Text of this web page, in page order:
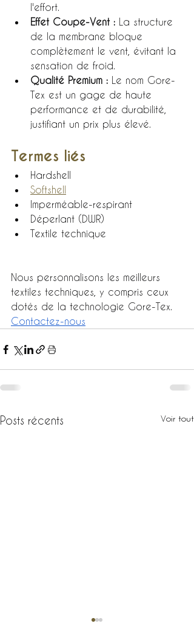
l'effort.
Effet Coupe-Vent : La structure
de la membrane bloque
complètement le vent, évitant la
sensation de froid.
Qualité Premium : Le nom Gore-
Tex est un gage de haute
performance et de durabilité,
justifiant un prix plus élevé.
Termes liés
Hardshell
Softshell
Imperméable-respirant
Déperlant (DWR)
Textile technique
Nous personnalisons les meilleurs
textiles techniques, y compris ceux
dotés de la technologie Gore-Tex.
Contactez-nous
Posts récents Voir tout